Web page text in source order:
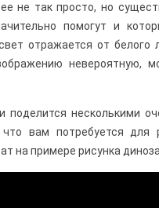
не так просто, но
помогут и
отражается от белого
невероятную,
несколькими
что вам потребуется
на примере рисунка